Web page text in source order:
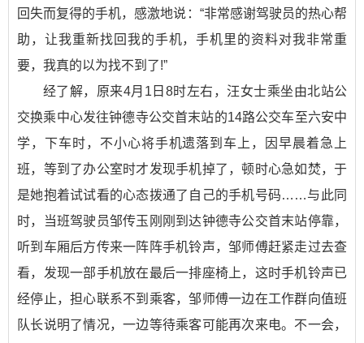
回失而复得的手机，感激地说：“非常感谢驾驶员的热心帮
助，让我重新找回我的手机，手机里的资料对我非常重
要，我真的以为找不到了!”
经了解，原来4月1日8时左右，汪女士乘坐由北站公
交换乘中心发往钟德寺公交首末站的14路公交车至六安中
学，下车时，不小心将手机遗落到车上，因早晨着急上
班，等到了办公室时才发现手机掉了，顿时心急如焚，于
是她抱着试试看的心态拨通了自己的手机号码……与此同
时，当班驾驶员邹传玉刚刚到达钟德寺公交首末站停靠，
听到车厢后方传来一阵阵手机铃声，邹师傅赶紧走过去查
看，发现一部手机放在最后一排座椅上，这时手机铃声已
经停止，担心联系不到乘客，邹师傅一边在工作群向值班
队长说明了情况，一边等待乘客可能再次来电。不一会，